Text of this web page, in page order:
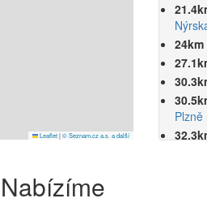
Leaflet|© Seznam.cz a.s. a další
24km
Plzně
Nabízíme